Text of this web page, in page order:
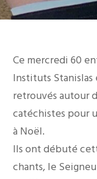
Ce mercredi 60
Instituts Stanislas
retrouvés autour
catéchistes pour
à Noël.
Ils ont débuté
chants, le